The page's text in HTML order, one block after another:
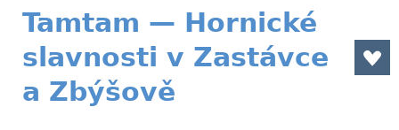
Tamtam — Hornické
slavnosti v Zastávce
a Zbýšově